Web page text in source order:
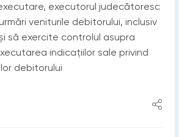
executorul judecătoresc
veniturile debitorului, inclusiv
să exercite controlul asupra
indicaţiilor sale privind
debitorului